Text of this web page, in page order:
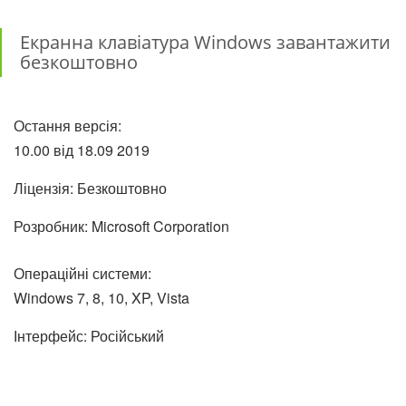
Екранна клавіатура Windows завантажити
безкоштовно
Остання версія:
10.00 від 18.09 2019
Ліцензія: Безкоштовно
Розробник: Microsoft Corporation
Операційні системи:
Windows 7, 8, 10, XP, Vista
Інтерфейс: Російський